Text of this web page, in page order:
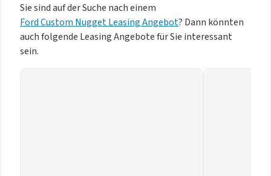
Sie sind auf der Suche nach einem
Ford Custom Nugget Leasing Angebot? Dann könnten
auch folgende Leasing Angebote für Sie interessant
sein.